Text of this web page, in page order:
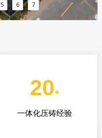
20+
一体化压铸经验
5 6 7